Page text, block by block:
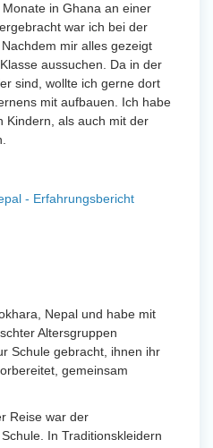
in Ghana an einer
war ich bei der
mir alles gezeigt
aussuchen. Da in der
sind, wollte ich gerne dort
mit aufbauen. Ich habe
Kindern, als auch mit der
- Erfahrungsbericht
Nepal und habe mit
Altersgruppen
Schule gebracht, ihnen ihr
gemeinsam
Reise war der
In Traditionskleidern